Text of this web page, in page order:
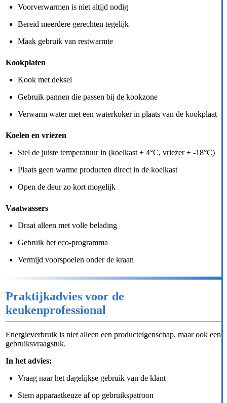
Voorverwarmen is niet altijd nodig
Bereid meerdere gerechten tegelijk
Maak gebruik van restwarmte
Kookplaten
Kook met deksel
Gebruik pannen die passen bij de kookzone
Verwarm water met een waterkoker in plaats van de kookplaat
Koelen en vriezen
Stel de juiste temperatuur in (koelkast ± 4°C, vriezer ± -18°C)
Plaats geen warme producten direct in de koelkast
Open de deur zo kort mogelijk
Vaatwassers
Draai alleen met volle belading
Gebruik het eco-programma
Vermijd voorspoelen onder de kraan
Praktijkadvies voor de
keukenprofessional
Energieverbruik is niet alleen een producteigenschap, maar ook een
gebruiksvraagstuk.
In het advies:
Vraag naar het dagelijkse gebruik van de klant
Stem apparaatkeuze af op gebruikspatroon